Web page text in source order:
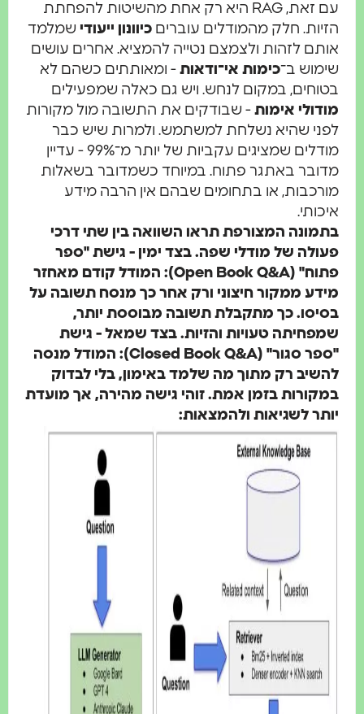
עם זאת, RAG היא רק אחת מהשיטות להפחתת
הזיות. חלק מהמודלים עובריםכיוונון ייעודישמלמד
אותם לזהות ולצמצם נטייה להמציא. אחרים עושים
שימוש ב־ כימות אי־ודאות- ומאותתים כשהם לא
בטוחים, במקום לנחש. ויש גם כאלה שמפעילים
מודולי אימות- שבודקים את התשובה מול מקורות
לפני שהיא נשלחת למשתמש. ולמרות שיש כבר
מודלים שמציגים עקביות של יותר מ־99% - עדיין
מדובר באתגר פתוח. במיוחד כשמדובר בשאלות
מורכבות, או בתחומים שבהם אין הרבה מידע
איכותי.
בתמונה המצורפת תראו השוואה בין שתי דרכי
פעולה של מודלי שפה. בצד ימין - גישת "ספר
פתוח" (Open Book Q&A): המודל קודם מאחזר
מידע ממקור חיצוני ורק אחר כך מנסח תשובה על
בסיסו. כך מתקבלת תשובה מבוססת יותר,
שמפחיתה טעויות והזיות. בצד שמאל - גישת
"ספר סגור" (Closed Book Q&A): המודל מנסה
להשיב רק מתוך מה שלמד באימון, בלי לבדוק
במקורות בזמן אמת. זוהי גישה מהירה, אך מועדת
יותר לשגיאות ולהמצאות: